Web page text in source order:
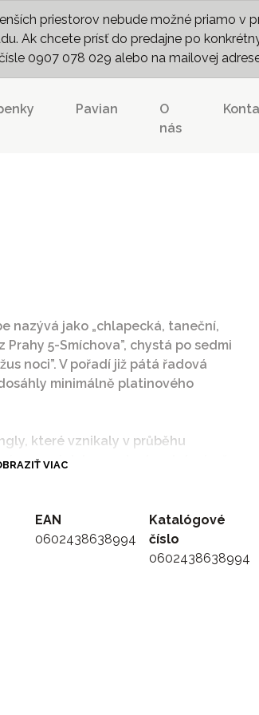
priestorov nebude možné priamo
Ak chcete prísť do predajne po
0907 078 029 alebo na mailovej
Pavian
O
nás
nazývá jako „chlapecká, taneční,
5-Smíchova”, chystá po sedmi
noci”. V pořadí již pátá řadová
minimálně platinového
které vznikaly v průběhu
na svých koncertech, a tak písně
Issová
VIAC
EAN
0602438638994
Katalógové
číslo
0602438638994